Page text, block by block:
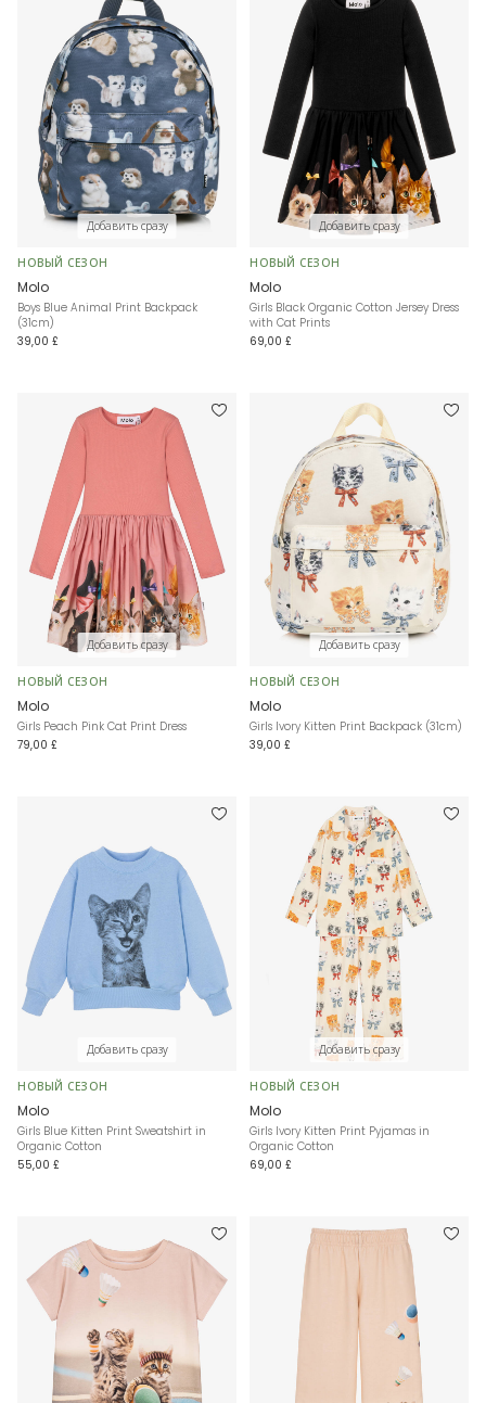
Добавить сразу
НОВЫЙ СЕЗОН
Molo
Boys Blue Animal Print Backpack
(31cm)
39,00 £
Добавить сразу
НОВЫЙ СЕЗОН
Molo
Girls Black Organic Cotton Jersey Dress
with Cat Prints
69,00 £
Добавить сразу
НОВЫЙ СЕЗОН
Molo
Girls Peach Pink Cat Print Dress
79,00 £
Добавить сразу
НОВЫЙ СЕЗОН
Molo
Girls Ivory Kitten Print Backpack (31cm)
39,00 £
Добавить сразу
НОВЫЙ СЕЗОН
Molo
Girls Blue Kitten Print Sweatshirt in
Organic Cotton
55,00 £
Добавить сразу
НОВЫЙ СЕЗОН
Molo
Girls Ivory Kitten Print Pyjamas in
Organic Cotton
69,00 £